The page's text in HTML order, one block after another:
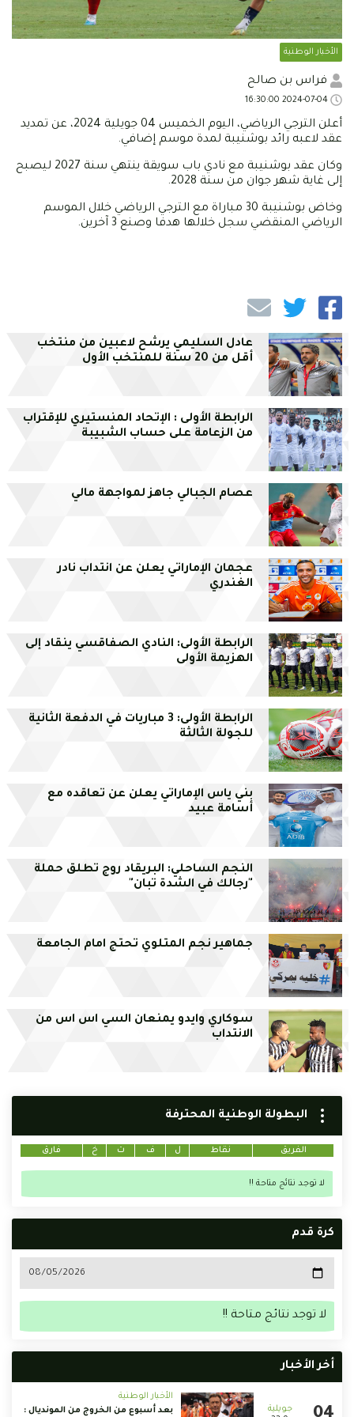
الأخبار الوطنية
فراس بن صالح
أعلن الترجي الرياضي، اليوم الخميس 04 جويلية 2024، عن تمديد
عقد لاعبه رائد بوشنيبة لمدة موسم إضافي.
وكان عقد بوشنيبة مع نادي باب سويقة ينتهي سنة 2027 ليصبح
إلى غاية شهر جوان من سنة 2028.
وخاض بوشنيبة 30 مباراة مع الترجي الرياضي خلال الموسم
الرياضي المنقضي سجل خلالها هدفا وصنع 3 آخرين.
عادل السليمي يرشح لاعبين من منتخب
أقل من 20 سنة للمنتخب الأول
الرابطة الأولى : الإتحاد المنستيري للإقتراب
من الزعامة على حساب الشبيبة
عصام الجبالي جاهز لمواجهة مالي
عجمان الإماراتي يعلن عن انتداب نادر
الغندري
الرابطة الأولى: النادي الصفاقسي ينقاد إلى
الهزيمة الأولى
الرابطة الأولى: 3 مباريات في الدفعة الثانية
للجولة الثالثة
بني ياس الإماراتي يعلن عن تعاقده مع
أسامة عبيد
النجم الساحلي: البريقاد روج تطلق حملة
"رجالك في الشدة تبان"
جماهير نجم المتلوي تحتج امام الجامعة
سوكاري وايدو يمنعان السي اس اس من
الانتداب
البطولة الوطنية المحترفة
الفريق نقاط ل ف ت خ فارق
لا توجد نتائج متاحة !!
كرة قدم
لا توجد نتائج متاحة !!
أخر الأخبار
الأخبار الوطنية
بعد أسبوع من الخروج من المونديال :